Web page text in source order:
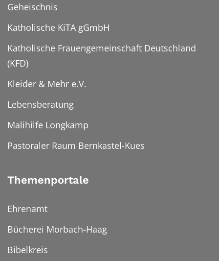
Geheischnis
Katholische KiTA gGmbH
Katholische Frauengemeinschaft Deutschland
(KFD)
Kleider & Mehr e.V.
Lebensberatung
Malihilfe Longkamp
Pastoraler Raum Bernkastel-Kues
Themenportale
Ehrenamt
Bücherei Morbach-Haag
Bibelkreis